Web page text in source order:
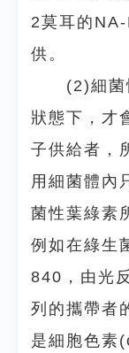
2莫耳的
供。
(2)細菌性
狀態下，才
子供給者，
用細菌體內
菌性葉綠素
例如在綠生
840，由光
列的攜帶者
是細胞色